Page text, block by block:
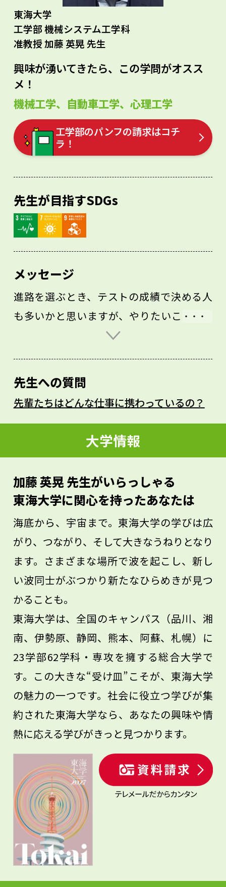
東海大学
工学部 機械システム工学科
准教授 加藤 英晃 先生
興味が湧いてきたら、この学問がオスス
メ！
機械工学、自動車工学、心理工学
工学部のパンフの請求はコチ
ラ！
先生が目指すSDGs
メッセージ
進路を選ぶとき、テストの成績で決める人
も多いかと思いますが、やりたいことで進
路を選べば、きっと道は開けると思いま
りでしたが、高校3年生で進路を選ぶとき、
「やっぱり好きな道を選ぼう」と、理系の
学部に決めました。大学に入れば苦手なこ
とをサポートしてくれる人もたくさんいる
と思います。また頑張って勉強していくう
るようになり、自分のやりたいことに近づ
いていくプロセスは、とても楽しいもので
す。
先生への質問
先輩たちはどんな仕事に携わっているの？
大学情報
加藤 英晃 先生がいらっしゃる
東海大学に関心を持ったあなたは
海底から、宇宙まで。東海大学の学びは広
がり、つながり、そして大きなうねりとなり
ます。さまざまな場所で波を起こし、新し
い波同士がぶつかり新たなひらめきが見つ
かることも。
東海大学は、全国のキャンパス（品川、湘
南、伊勢原、静岡、熊本、阿蘇、札幌）に
23学部62学科・専攻を擁する総合大学で
す。この大きな“受け皿”こそが、東海大学
の魅力の一つです。社会に役立つ学びが集
約された東海大学なら、あなたの興味や情
熱に応える学びがきっと見つかります。